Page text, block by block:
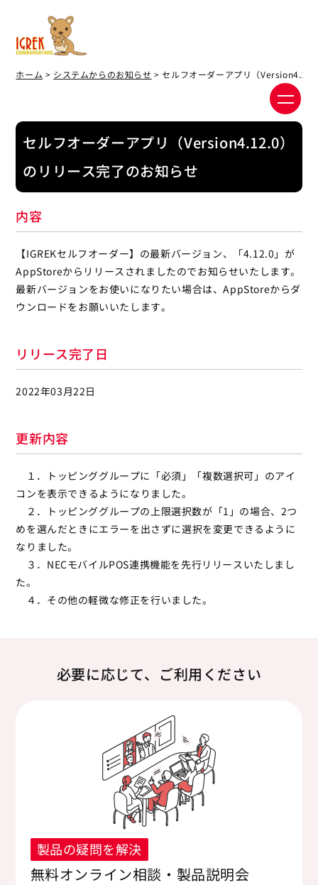
ホーム > システムからのお知らせ > セルフオーダーアプリ（
セルフオーダーアプリ（Version4.12.0）
のリリース完了のお知らせ
内容
【IGREKセルフオーダー】の最新バージョン、「4.12.0」が
AppStoreからリリースされましたのでお知らせいたします。
最新バージョンをお使いになりたい場合は、AppStoreからダ
ウンロードをお願いいたします。
リリース完了日
2022年03月22日
更新内容
１．トッピンググループに「必須」「複数選択可」のアイ
コンを表示できるようになりました。
２．トッピンググループの上限選択数が「1」の場合、2つ
めを選んだときにエラーを出さずに選択を変更できるように
なりました。
３．NECモバイルPOS連携機能を先行リリースいたしまし
た。
４．その他の軽微な修正を行いました。
必要に応じて、ご利用ください
製品の疑問を解決
無料オンライン相談・製品説明会